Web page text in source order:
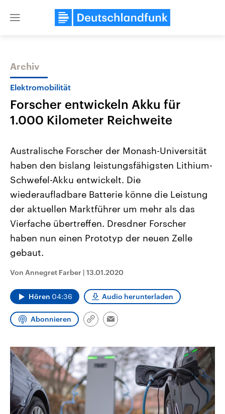
Close
Themen
Landtagswahl Sachsen-Anhalt
2026
Alle Informationen
Sachsen-Anhalt wählt am 6.
September 2026 einen neuen
Landtag. Seit 2021 wird das
Bundesland von einer Koalition aus
Umfragen, Prognosen,
Wahlprogramme, aktuelle Berichte
und Hintergründe zu den Parteien
Wahl.
USA
Aktuelle Beiträge,
Hintergründe
Wirtschaftlich und
gehören die Vereinigten
den mächtigsten Ländern
mit großem Einfluss auf
Sendungen
Archiv
Elektromobilität
Forscher entwickeln Akku für
1.000 Kilometer Reichweite
Australische Forscher der Monash-Universität
haben den bislang leistungsfähigsten Lithium-
Schwefel-Akku entwickelt. Die
wiederaufladbare Batterie könne die Leistung
der aktuellen Marktführer um mehr als das
Vierfache übertreffen. Dresdner Forscher
haben nun einen Prototyp der neuen Zelle
gebaut.
Von Annegret Farber | 13.01.2020
Hören 04:36 Audio herunterladen
Abonnieren
Link
Email